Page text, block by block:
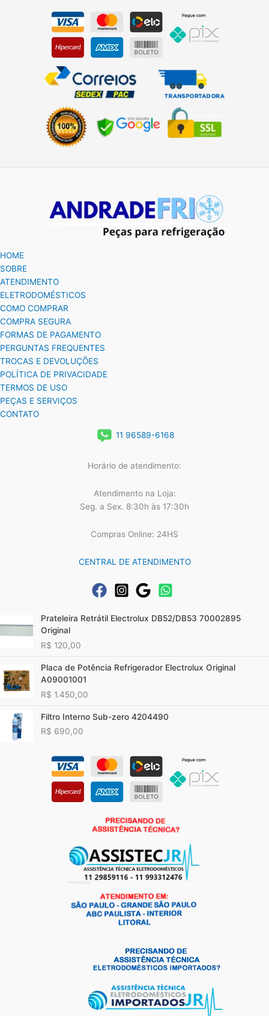
HOME
SOBRE
ATENDIMENTO
ELETRODOMÉSTICOS
COMO COMPRAR
COMPRA SEGURA
FORMAS DE PAGAMENTO
PERGUNTAS FREQUENTES
TROCAS E DEVOLUÇÕES
POLÍTICA DE PRIVACIDADE
TERMOS DE USO
PEÇAS E SERVIÇOS
CONTATO
11 96589-6168
Horário de atendimento:
Atendimento na Loja:
Seg. a Sex. 8:30h às 17:30h
Compras Online: 24HS
CENTRAL DE ATENDIMENTO
Prateleira Retrátil Electrolux DB52/DB53 70002895
Original
R$ 120,00
Placa de Potência Refrigerador Electrolux Original
A09001001
R$ 1.450,00
Filtro Interno Sub-zero 4204490
R$ 690,00